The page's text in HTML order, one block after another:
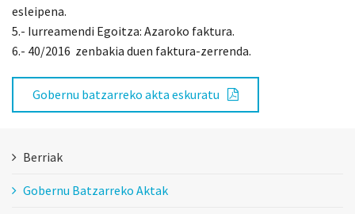
esleipena.
5.- Iurreamendi Egoitza: Azaroko faktura.
6.- 40/2016 zenbakia duen faktura-zerrenda.
Gobernu batzarreko akta eskuratu
Berriak
Gobernu Batzarreko Aktak